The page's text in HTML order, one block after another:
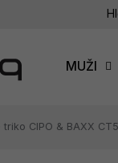
MUŽI
triko CIPO & BAXX